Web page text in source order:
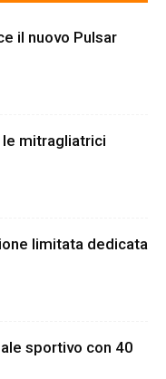
il nuovo Pulsar
le mitragliatrici
limitata dedicata
sportivo con 40